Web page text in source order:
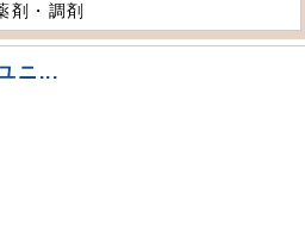
剤・調剤
ニ...